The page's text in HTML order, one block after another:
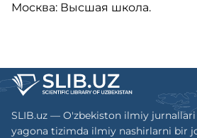
Москва: Высшая школа.
SLIB.uz — O'zbekiston ilmiy
yagona tizimda ilmiy nashirlarni bir